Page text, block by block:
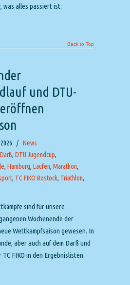
was alles passiert ist:
Back to Top
und DTU-
/ News
Darß, DTU Jugendcup,
, Hamburg, Laufen, Marathon,
, TC FIKO Rostock, Triathlon,
sind für unsere
Wochenende der
Wettkampfsaison gewesen. In
aber auch auf dem Darß und
FIKO in den Ergebnislisten